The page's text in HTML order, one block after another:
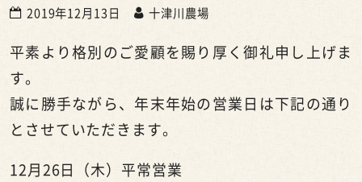
2019年12月13日 十津川農場
平素より格別のご愛顧を賜り厚く御礼申し上げま
す。
誠に勝手ながら、年末年始の営業日は下記の通り
とさせていただきます。
12月26日（木）平常営業